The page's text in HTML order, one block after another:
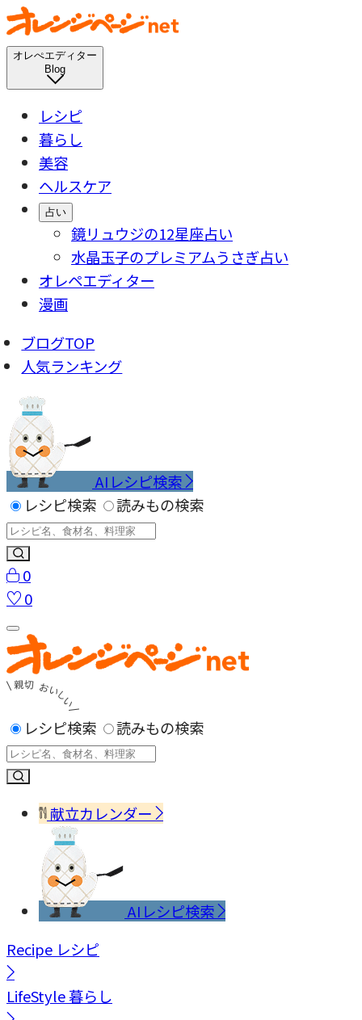
オレぺエディター
Blog
レシピ
暮らし
美容
ヘルスケア
占い
鏡リュウジの12星座占い
水晶玉子のプレミアムうさぎ占い
オレペエディター
漫画
ブログTOP
人気ランキング
AIレシピ検索
レシピ検索
読みもの検索
0
0
レシピ検索 読みもの検索
献立カレンダー
AIレシピ検索
Recipe レシピ
LifeStyle暮らし